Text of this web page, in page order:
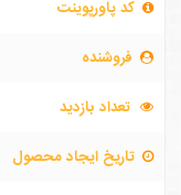
کد پاورپوینت
فروشنده
تعداد بازدید
تاریخ ایجاد محصول